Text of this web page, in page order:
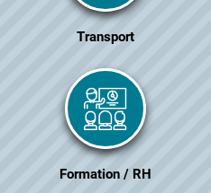
Transport
Formation / RH